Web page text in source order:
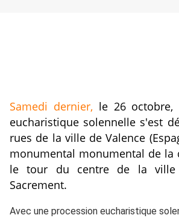
Samedi dernier, le 26 octobre,
eucharistique solennelle s'est
rues de la ville de Valence
monumental monumental de la
le tour du centre de la ville
Sacrement.
Avec une procession eucharistique